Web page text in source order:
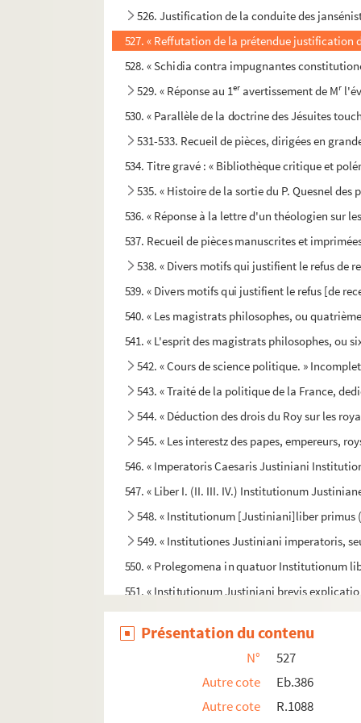
526. Justification de la conduite des
527. « Reffutation de la prétendue justification
528. « Schidia contra impugnantes
529. « Réponse au 1er avertissement de Mr
530. « Parallèle de la doctrine des Jésuites
531-533. Recueil de pièces, dirigées en
534. Titre gravé : « Bibliothèque critique et
535. « Histoire de la sortie du P. Quesnel
536. « Réponse à la lettre d'un théologien sur
537. Recueil de pièces manuscrites et
538. « Divers motifs qui justifient le refus
539. « Divers motifs qui justifient le refus [de
540. « Les magistrats philosophes, ou
541. « L'esprit des magistrats philosophes, ou
542. « Cours de science politique. »
543. « Traité de la politique de la France,
544. « Déduction des drois du Roy sur les
545. « Les interestz des papes, empereurs,
546. « Imperatoris Caesaris Justiniani
547. « Liber I. (II. III. IV.) Institutionum
548. « Institutionum [Justiniani]liber primus
549. « Institutiones Justiniani imperatoris,
550. « Prolegomena in quatuor Institutionum
551. « Institutionum Justiniani brevis explicatio
552. « In quatuor libros Institutionum
553. « In quatuor libros Institutionum divi
554. « Institutionum Justiniani synopsis...
555. « Brevis notitia originis et incrementi
556. « In quatuor libros Institutionum
Présentation du contenu
N°
527
Autre cote
Eb.386
Autre cote
R.1088